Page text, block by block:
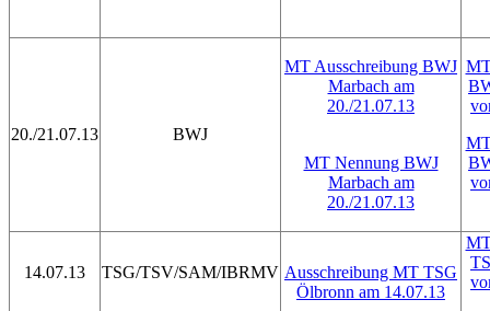
20./21.07.13 BWJ
MT Ausschreibung BWJ
Marbach am
20./21.07.13
MT Nennung BWJ
Marbach am
20./21.07.13
14.07.13 TSG/TSV/SAM/IBRMV Ausschreibung MT TSG
Ölbronn am 14.07.13